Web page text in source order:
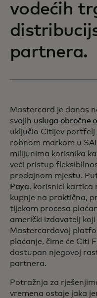
vodećih
partnera.
Mastercard je danas
svojih usluga obročne
uključio Citijev
robnom markom u
milijunima korisnika
veći pristup
prodajnom mjestu.
Paya, korisnici kartica
kupnje na praktična,
tijekom procesa
američki izdavatelj
Mastercardovoj
plaćanje, čime će Citi
dostupan njegovoj
partnera.
Potražnja za
vremena ostaje jaka